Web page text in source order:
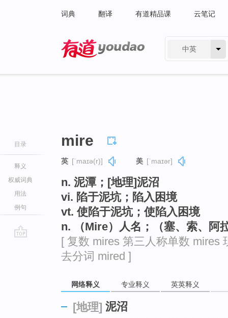
词典 翻译 有道精品课 云笔记
中英
目录
释义
权威词典
用法
例句
mire
英 [ˈmaɪə(r)] 美 [ˈmaɪər]
n. 泥潭；[地理]泥沼
vi. 陷于泥坑；陷入困境
vt. 使陷于泥坑；使陷入困境
n. （Mire）人名；（塞、索、阿
[ 复数 mires 第三人称单数 mires
去分词 mired ]
网络释义 专业释义 英英释义
[地理] 泥沼